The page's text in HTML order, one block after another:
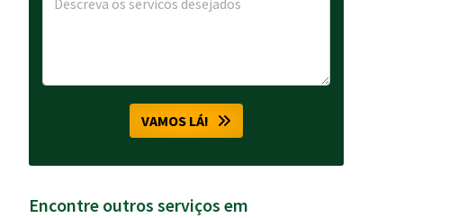
VAMOS LÁ!
Encontre outros serviços em